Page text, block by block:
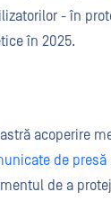
- în
în 2025.
acoperire
de presă
de a